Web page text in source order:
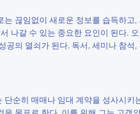
끊임없이 새로운 정보를 습득하고
나갈 수 있는 중요한 요인이 된다.
의 열쇠가 된다. 독서, 세미나 참석
순히 매매나 임대 계약을 성사시키